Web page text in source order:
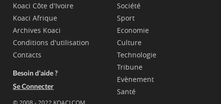
Koaci Côte d'Ivoire
Koaci Afrique
Archives Koaci
Conditions d'utilisation
Contacts
Besoin d'aide ?
Se Connecter
© 2008 - 2022 KOACI.COM
Société
Sport
Economie
Culture
Technologie
Tribune
Evènement
Santé